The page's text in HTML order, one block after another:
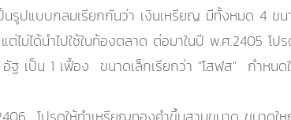
นรูปแบบกลมเรียกกันว่า เงินเหรียญ มีทั้งหมด 4
ต่ไม่ได้นำไปใช้ในท้องตลาด ต่อมาในปี พ.ศ.2405
ฐ เป็น 1 เฟื้อง ขนาดเล็กเรียกว่า "โสฬส" กำหนด